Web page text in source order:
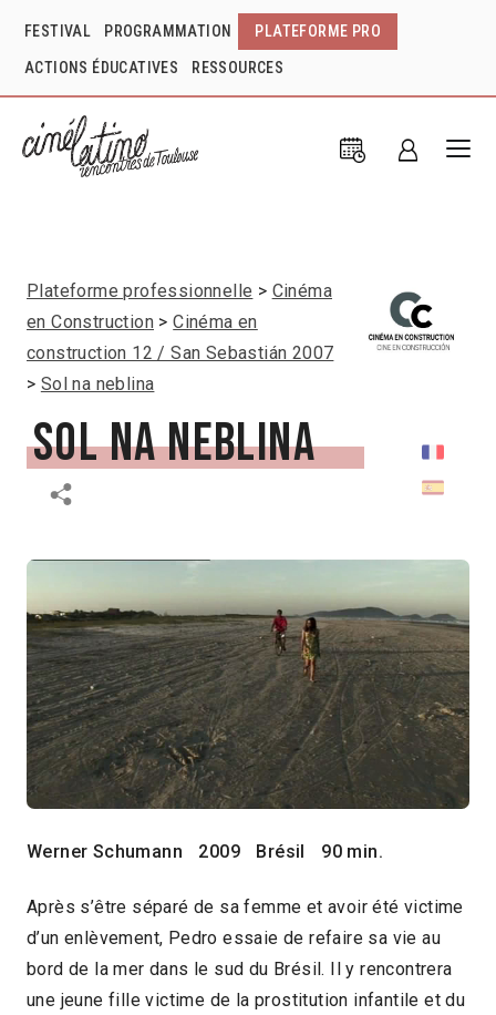
FESTIVAL PROGRAMMATION PLATEFORME PRO
ACTIONS ÉDUCATIVES RESSOURCES
Plateforme professionnelle
Cinéma
en Construction
Cinéma en
construction 12 / San Sebastián 2007
Sol na neblina
Sol na neblina
Werner Schumann 2009 Brésil 90 min.
Après s’être séparé de sa femme et avoir été victime
d’un enlèvement, Pedro essaie de refaire sa vie au
bord de la mer dans le sud du Brésil. Il y rencontrera
une jeune fille victime de la prostitution infantile et du